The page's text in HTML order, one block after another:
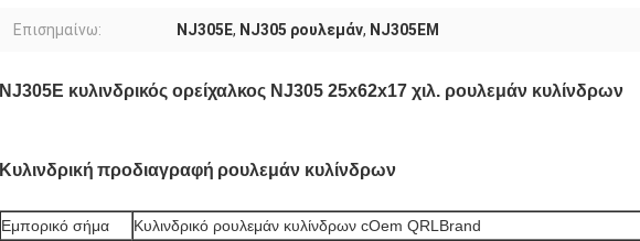
Επισημαίνω: NJ305E, NJ305 ρουλεμάν, NJ305EM
NJ305E κυλινδρικός ορείχαλκος NJ305 25x62x17 χιλ. ρουλεμάν κυλίνδρων
Κυλινδρική προδιαγραφή ρουλεμάν κυλίνδρων
Εμπορικό σήμα
Κυλινδρικό ρουλεμάν κυλίνδρων cOem QRLBrand